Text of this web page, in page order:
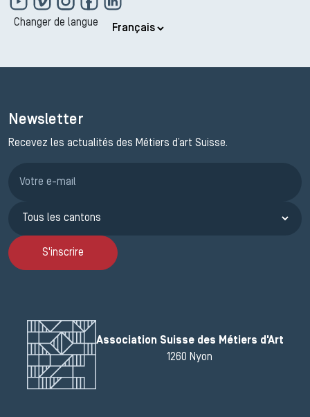
Changer de langue
Newsletter
Recevez les actualités des Métiers d’art Suisse.
S'inscrire
Association Suisse des Métiers d'Art
1260 Nyon